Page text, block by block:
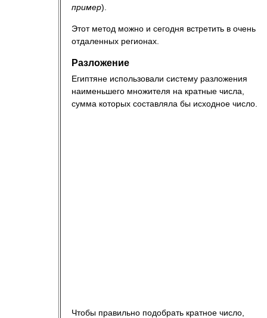
пример).
Этот метод можно и сегодня встретить в очень
отдаленных регионах.
Разложение
Египтяне использовали систему разложения
наименьшего множителя на кратные числа,
сумма которых составляла бы исходное число.
Чтобы правильно подобрать кратное число,